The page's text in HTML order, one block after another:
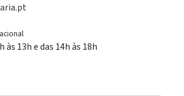
às 13h e das 14h às 18h